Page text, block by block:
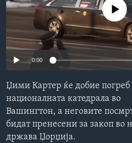
ИНТЕРВЈУА
Јазици
Auto
No media source
0:00
Џими Картер ќе добие погреб
националната катедрала во
Вашингтон, а неговите
бидат пренесени за закоп во
држава Џорџија.